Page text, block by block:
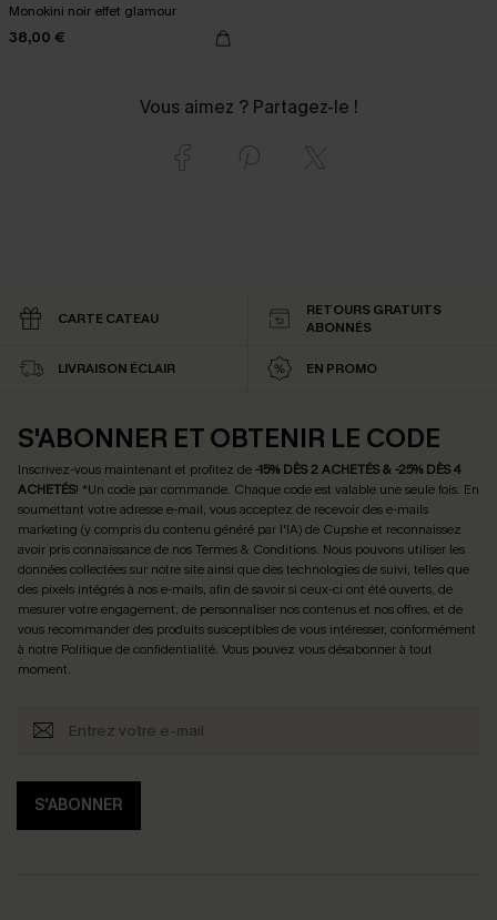
Monokini noir effet glamour
38,00 €
Vous aimez ? Partagez-le !
CARTE CATEAU
RETOURS GRATUITS
ABONNÉS
LIVRAISON ÉCLAIR EN PROMO
S'ABONNER ET OBTENIR LE CODE
Inscrivez-vous maintenant et profitez de -15% DÈS 2 ACHETÉS & -25% DÈS 4
ACHETÉS! *Un code par commande. Chaque code est valable une seule fois. En
soumettant votre adresse e-mail, vous acceptez de recevoir des e-mails
marketing (y compris du contenu généré par l'IA) de Cupshe et reconnaissez
avoir pris connaissance de nosTermes & Conditions. Nous pouvons utiliser les
données collectées sur notre site ainsi que des technologies de suivi, telles que
des pixels intégrés à nos e-mails, afin de savoir si ceux-ci ont été ouverts, de
mesurer votre engagement, de personnaliser nos contenus et nos offres, et de
vous recommander des produits susceptibles de vous intéresser, conformément
à notre Politique de confidentialité. Vous pouvez vous désabonner à tout
moment.
S'ABONNER